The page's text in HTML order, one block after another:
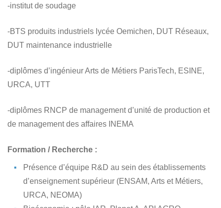
-institut de soudage
-BTS produits industriels lycée Oemichen, DUT Réseaux,
DUT maintenance industrielle
-diplômes d’ingénieur Arts de Métiers ParisTech, ESINE,
URCA, UTT
-diplômes RNCP de management d’unité de production et
de management des affaires INEMA
Formation / Recherche :
Présence d’équipe R&D au sein des établissements
d’enseignement supérieur (ENSAM, Arts et Métiers,
URCA, NEOMA)